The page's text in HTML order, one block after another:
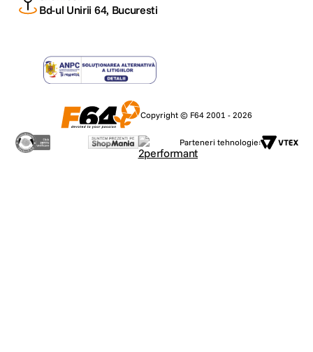
Bd-ul Unirii 64, Bucuresti
Copyright © F64 2001 - 2026
Parteneri tehnologie: